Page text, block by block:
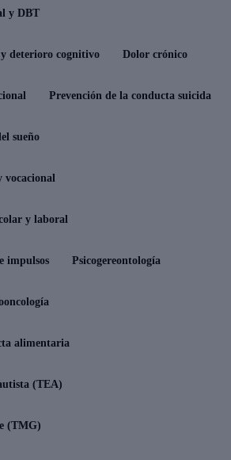
y DBT
deterioro cognitivo Dolor crónico
Prevención de la conducta suicida
sueño
vocacional
y laboral
impulsos Psicogereontología
alimentaria
(TEA)
(TMG)